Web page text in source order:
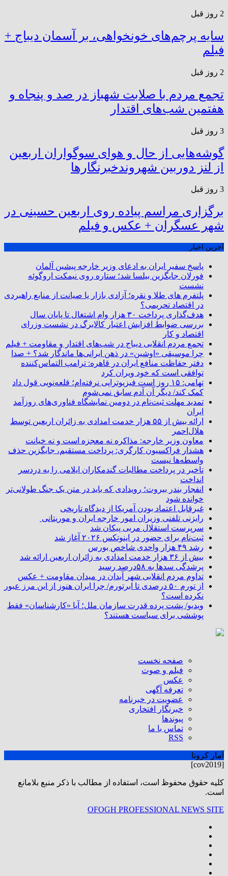
2 روز قبل
سایه پرچم‌های خونخواهی، بر آسمان دیباج +
فیلم
2 روز قبل
تجمع مردم با صلابت شهباز در صد و پنجاه و
هفتمین شب‌های اقتدار
3 روز قبل
گوشه‌هایی از حال و هوای سوگواران اربعین
از لنز دوربین شهروندخبرنگار‌ها
3 روز قبل
برگزاری مراسم پیاده روی اربعین حسینی در
شهر عسگران + عکس و فیلم
آخرین اخبار
پاسخ سفیر ایران به ادعای وزیر خارجه پیشین آلمان
فورلان جایگزین بیلسا شد؛ ستاره روی نیمکت اروگوئه
نشست
پلتفرم ‌های طلا و نقره؛ آزادی بازار یا صیانت از منابع راهبردی
در اقتصاد تحریمی؟
هدف‌گذاری پرداخت ۳۰ هزار وام اشتغال تا پایان سال
بررسی ضوابط افزایش اعتبار کالابرگ در نشست وزرای
اقتصاد و کار
تجمع مردم انقلابی دیباج در شب‌های اقتدار و مقاومت + فیلم
چرا موسیقی «اوشین» در ذهن ایرانی‌ها ماندگار شد؟ + صدا
دفتر حفاظت منافع ایران در قاهره: ترامپ التماس‌کننده
توافقی است که خود ویران کرد
تهامی: ۱۵ روز است فیزیوتراپی نرفته‌ام؛ قلعه‌نویی قول داد
کمک کند/ دیگر آن آدم سابق نمی‌شوم
تمدید مهلت ثبت‌نام در دومین نمایشگاه فناوری‌های روزآمد
ایران
ارائه بیش از ۵۵ هزار خدمت امدادی به زائران اربعین توسط
هلال‌احمر
معاون وزیر خارجه: مذاکره نه معجزه است و نه خیانت
هشدار فراکسیون کارگری: پرداخت مستقیم، جایگزین حذف
واسطه‌ها نیست
تاخیر در پرداخت مطالبات گندمکاران ایلامی را به دردسر
انداخت
انفجار بندر بیروت؛ رویدادی که باید در متن یک جنگ طولانی‌تر
خوانده شود
غیرقابل اعتماد بودن آمریکا از دیدگاه تاریخی
رایزنی تلفنی وزیران امور خارجه ایران و موریتانی
سرپرست استقلال مربی پیکان شد
ثبت‌نام برای حضور در اینوتکس ۲۰۲۶ آغاز شد
رشد ۴۹ هزار واحدی شاخص بورس
بیش از ۳۶ هزار خدمت امدادی به زائران اربعین ارائه شد
پرشدگی سدها به ۵۸درصد رسید
تداوم مردم انقلابی شهر آبدان در میدان مقاومت + عکس
از تورم ۵۰ درصدی تا ابرتورم/ چرا ایران هنوز از این مرز عبور
نکرده است؟
ویدیو/ پشت پرده قدرت سازمان ملل؛ آیا «کارشناسان» فقط
پوششی برای سیاست هستند؟
صفحه نخست
فیلم و صوت
عکس
تعرفه آگهی
عضویت در خبرنامه
خبرنگار افتخاری
پیوندها
تماس با ما
RSS
آمار کرونا
[cov2019]
كليه حقوق محفوظ است، استفاده از مطالب با ذكر منبع بلامانع
است.
OFOGH PROFESSIONAL NEWS SITE